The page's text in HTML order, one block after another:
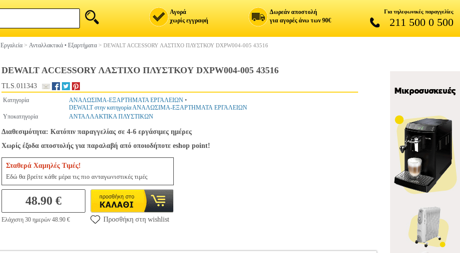
Αγορά
χωρίς εγγραφή
Δωρεάν αποστολή
για αγορές άνω των 90€
Για τηλεφωνικές παραγγελίες
211 500 0 500
Εργαλεία > Ανταλλακτικά • Εξαρτήματα > DEWALT ACCESSORY ΛΑΣΤΙΧΟ ΠΛΥΣΤΚΟΥ DXPW004-005 43516
DEWALT ACCESSORY ΛΑΣΤΙΧΟ ΠΛΥΣΤΚΟΥ DXPW004-005 43516
TLS.011343
Κατηγορία ΑΝΑΛΩΣΙΜΑ-ΕΞΑΡΤΗΜΑΤΑ ΕΡΓΑΛΕΙΩΝ •
DEWALT στην κατηγορία ΑΝΑΛΩΣΙΜΑ-ΕΞΑΡΤΗΜΑΤΑ ΕΡΓΑΛΕΙΩΝ
Υποκατηγορία
ΑΝΤΑΛΛΑΚΤΙΚΑ ΠΛΥΣΤΙΚΩΝ
Διαθεσιμότητα: Κατόπιν παραγγελίας σε 4-6 εργάσιμες ημέρες
Χωρίς έξοδα αποστολής για παραλαβή από οποιοδήποτε eshop point!
Σταθερά Χαμηλές Τιμές!
Εδώ θα βρείτε κάθε μέρα τις πιο ανταγωνιστικές τιμές
48.90 €
Ελάχιστη 30 ημερών 48.90 € Προσθήκη στη wishlist